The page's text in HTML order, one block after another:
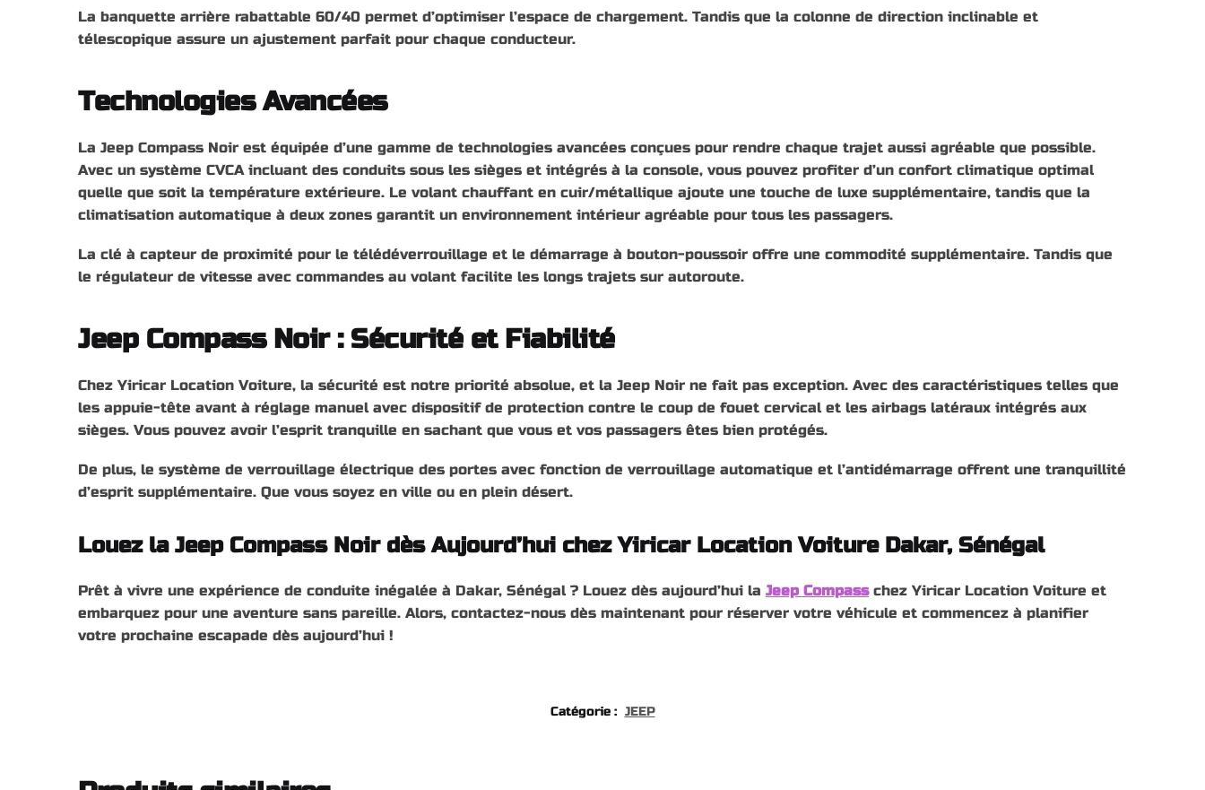
La banquette arrière rabattable 60/40 permet d’optimiser l’espace de chargement. Tandis que la colonne de direction inclinable et
télescopique assure un ajustement parfait pour chaque conducteur.
Technologies Avancées
La Jeep Compass Noir est équipée d’une gamme de technologies avancées conçues pour rendre chaque trajet aussi agréable que possible.
Avec un système CVCA incluant des conduits sous les sièges et intégrés à la console, vous pouvez profiter d’un confort climatique optimal
quelle que soit la température extérieure. Le volant chauffant en cuir/métallique ajoute une touche de luxe supplémentaire, tandis que la
climatisation automatique à deux zones garantit un environnement intérieur agréable pour tous les passagers.
La clé à capteur de proximité pour le télédéverrouillage et le démarrage à bouton-poussoir offre une commodité supplémentaire. Tandis que
le régulateur de vitesse avec commandes au volant facilite les longs trajets sur autoroute.
Jeep Compass Noir : Sécurité et Fiabilité
Chez Yiricar Location Voiture, la sécurité est notre priorité absolue, et la Jeep Noir ne fait pas exception. Avec des caractéristiques telles que
les appuie-tête avant à réglage manuel avec dispositif de protection contre le coup de fouet cervical et les airbags latéraux intégrés aux
sièges. Vous pouvez avoir l’esprit tranquille en sachant que vous et vos passagers êtes bien protégés.
De plus, le système de verrouillage électrique des portes avec fonction de verrouillage automatique et l’antidémarrage offrent une tranquillité
d’esprit supplémentaire. Que vous soyez en ville ou en plein désert.
Louez la Jeep Compass Noir dès Aujourd’hui chez Yiricar Location Voiture Dakar, Sénégal
Prêt à vivre une expérience de conduite inégalée à Dakar, Sénégal ? Louez dès aujourd’hui laJeep Compasschez Yiricar Location Voiture et
embarquez pour une aventure sans pareille. Alors, contactez-nous dès maintenant pour réserver votre véhicule et commencez à planifier
votre prochaine escapade dès aujourd’hui !
Catégorie : JEEP